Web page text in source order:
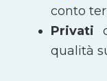
conto
Privati
qualità